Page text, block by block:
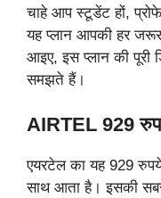
चाहे आप स्टूडेंट हों,
यह प्लान आपकी हर
आइए, इस प्लान की पूरी
समझते हैं।
AIRTEL 929
एयरटेल का यह 929 रुपये
साथ आता है। इसकी